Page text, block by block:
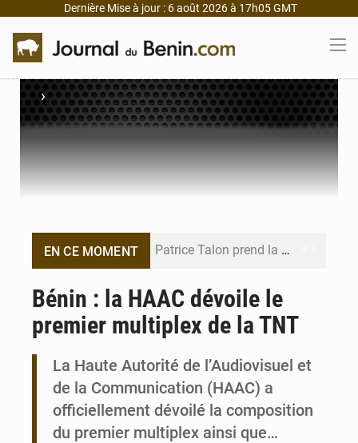
Dernière Mise à jour : 6 août 2026 à 17h05 GMT
›
EN CE MOMENT Patrice Talon prend la tête du premier bureau du Sénat du Bénin
Bénin et Canada scellent un partenariat inédit
Bénin : la HAAC dévoile le
premier multiplex de la TNT
La Haute Autorité de l’Audiovisuel et
de la Communication (HAAC) a
officiellement dévoilé la composition
du premier multiplex ainsi que…